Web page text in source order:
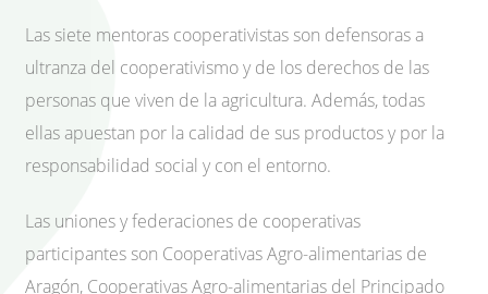
Las siete mentoras cooperativistas son defensoras a
ultranza del cooperativismo y de los derechos de las
personas que viven de la agricultura. Además, todas
ellas apuestan por la calidad de sus productos y por la
responsabilidad social y con el entorno.
Las uniones y federaciones de cooperativas
participantes son Cooperativas Agro-alimentarias de
Aragón, Cooperativas Agro-alimentarias del Principado